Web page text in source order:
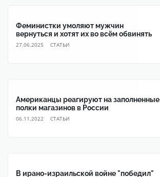
Феминистки умоляют мужчин
вернуться и хотят их во всём обвинять
27.06.2025 CТАТЬИ
Американцы реагируют на заполненные
полки магазинов в России
06.11.2022 CТАТЬИ
В ирано-израильской войне "победил"